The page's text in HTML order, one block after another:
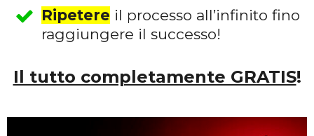
Ripetere il processo all’infinito fino
raggiungere il successo!
Il tutto completamente GRATIS!